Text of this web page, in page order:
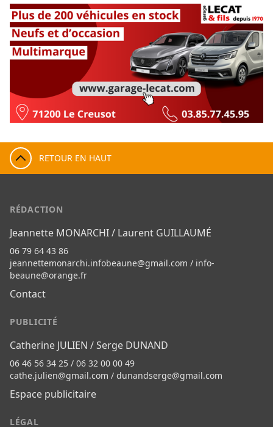
RETOUR EN HAUT
RÉDACTION
Jeannette MONARCHI / Laurent GUILLAUMÉ
06 79 64 43 86
jeannettemonarchi.infobeaune@gmail.com / info-
beaune@orange.fr
Contact
PUBLICITÉ
Catherine JULIEN / Serge DUNAND
06 46 56 34 25 / 06 32 00 00 49
cathe.julien@gmail.com / dunandserge@gmail.com
Espace publicitaire
LÉGAL